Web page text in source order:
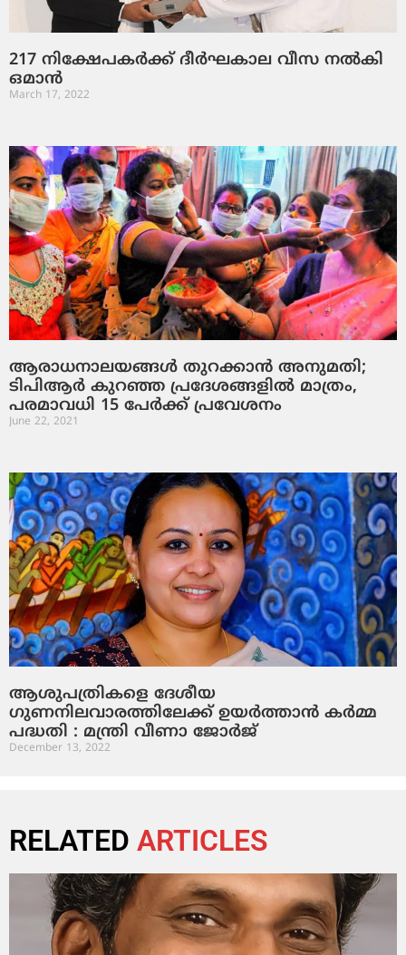
217 നിക്ഷേപകര്‍ക്ക് ദീര്‍ഘകാല വീസ നല്‍കി
ഒമാന്‍
March 17, 2022
ആരാധനാലയങ്ങള്‍ തുറക്കാന്‍ അനുമതി;
ടിപിആര്‍ കുറഞ്ഞ പ്രദേശങ്ങളില്‍ മാത്രം,
പരമാവധി 15 പേര്‍ക്ക് പ്രവേശനം
June 22, 2021
ആശുപത്രികളെ ദേശീയ
ഗുണനിലവാരത്തിലേക്ക് ഉയര്‍ത്താന്‍ കര്‍മ്മ
പദ്ധതി : മന്ത്രി വീണാ ജോര്‍ജ്
December 13, 2022
RELATED ARTICLES